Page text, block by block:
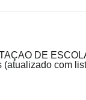
DE
(atualizado com